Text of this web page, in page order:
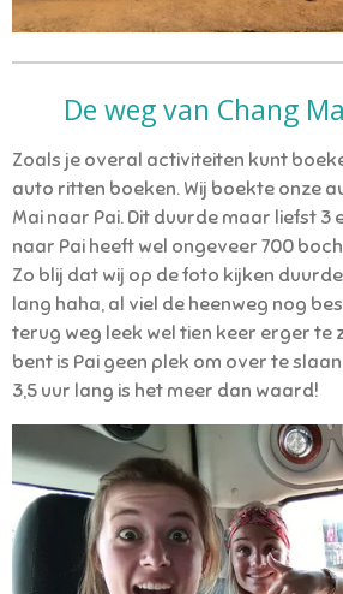
De weg van Chang
Zoals je overal activiteiten kunt
auto ritten boeken. Wij boekte onze
Mai naar Pai. Dit duurde maar liefst 3
naar Pai heeft wel ongeveer 700
Zo blij dat wij op de foto kijken
lang haha, al viel de heenweg nog
terug weg leek wel tien keer erger te
bent is Pai geen plek om over te
3,5 uur lang is het meer dan waard!